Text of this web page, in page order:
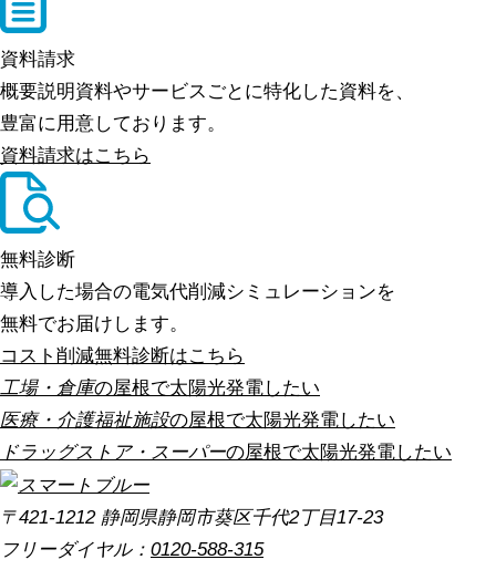
資料請求
概要説明資料やサービスごとに特化した資料を、
豊富に用意しております。
資料請求はこちら
無料診断
導入した場合の電気代削減シミュレーションを
無料でお届けします。
コスト削減無料診断はこちら
工場・倉庫の屋根で太陽光発電したい
医療・介護福祉施設の屋根で太陽光発電したい
ドラッグストア・スーパーの屋根で太陽光発電したい
〒421-1212 静岡県静岡市葵区千代2丁目17-23
フリーダイヤル： 0120-588-315